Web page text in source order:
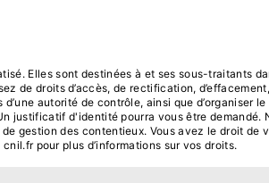
Elles sont destinées à et ses sous-traitants
de droits d’accès, de rectification,
autorité de contrôle, ainsi que d’organiser le
justificatif d'identité pourra vous être demandé.
gestion des contentieux. Vous avez le droit de
pour plus d’informations sur vos droits.